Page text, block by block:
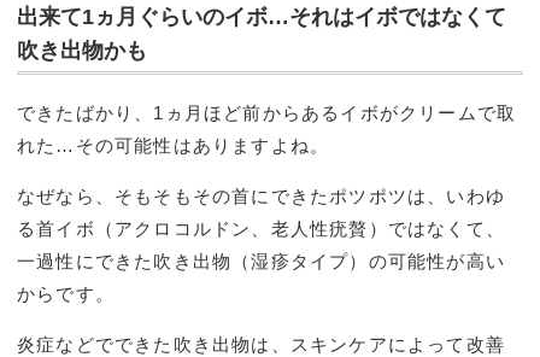
出来て1ヵ月ぐらいのイボ…それはイボではなくて
吹き出物かも
できたばかり、1ヵ月ほど前からあるイボがクリームで取
れた…その可能性はありますよね。
なぜなら、そもそもその首にできたポツポツは、いわゆ
る首イボ（アクロコルドン、老人性疣贅）ではなくて、
一過性にできた吹き出物（湿疹タイプ）の可能性が高い
からです。
炎症などでできた吹き出物は、スキンケアによって改善